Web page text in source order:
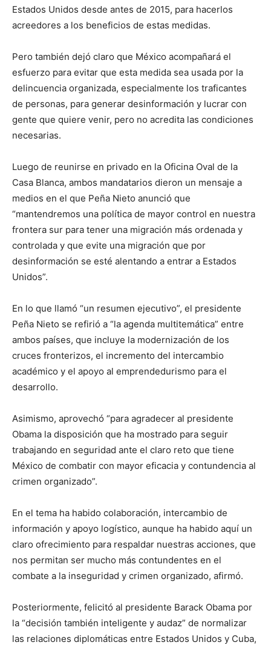
Estados Unidos desde antes de 2015, para hacerlos
acreedores a los beneficios de estas medidas.
Pero también dejó claro que México acompañará el
esfuerzo para evitar que esta medida sea usada por la
delincuencia organizada, especialmente los traficantes
de personas, para generar desinformación y lucrar con
gente que quiere venir, pero no acredita las condiciones
necesarias.
Luego de reunirse en privado en la Oficina Oval de la
Casa Blanca, ambos mandatarios dieron un mensaje a
medios en el que Peña Nieto anunció que
“mantendremos una política de mayor control en nuestra
frontera sur para tener una migración más ordenada y
controlada y que evite una migración que por
desinformación se esté alentando a entrar a Estados
Unidos”.
En lo que llamó “un resumen ejecutivo”, el presidente
Peña Nieto se refirió a “la agenda multitemática” entre
ambos países, que incluye la modernización de los
cruces fronterizos, el incremento del intercambio
académico y el apoyo al emprendedurismo para el
desarrollo.
Asimismo, aprovechó “para agradecer al presidente
Obama la disposición que ha mostrado para seguir
trabajando en seguridad ante el claro reto que tiene
México de combatir con mayor eficacia y contundencia al
crimen organizado”.
En el tema ha habido colaboración, intercambio de
información y apoyo logístico, aunque ha habido aquí un
claro ofrecimiento para respaldar nuestras acciones, que
nos permitan ser mucho más contundentes en el
combate a la inseguridad y crimen organizado, afirmó.
Posteriormente, felicitó al presidente Barack Obama por
la “decisión también inteligente y audaz” de normalizar
las relaciones diplomáticas entre Estados Unidos y Cuba,